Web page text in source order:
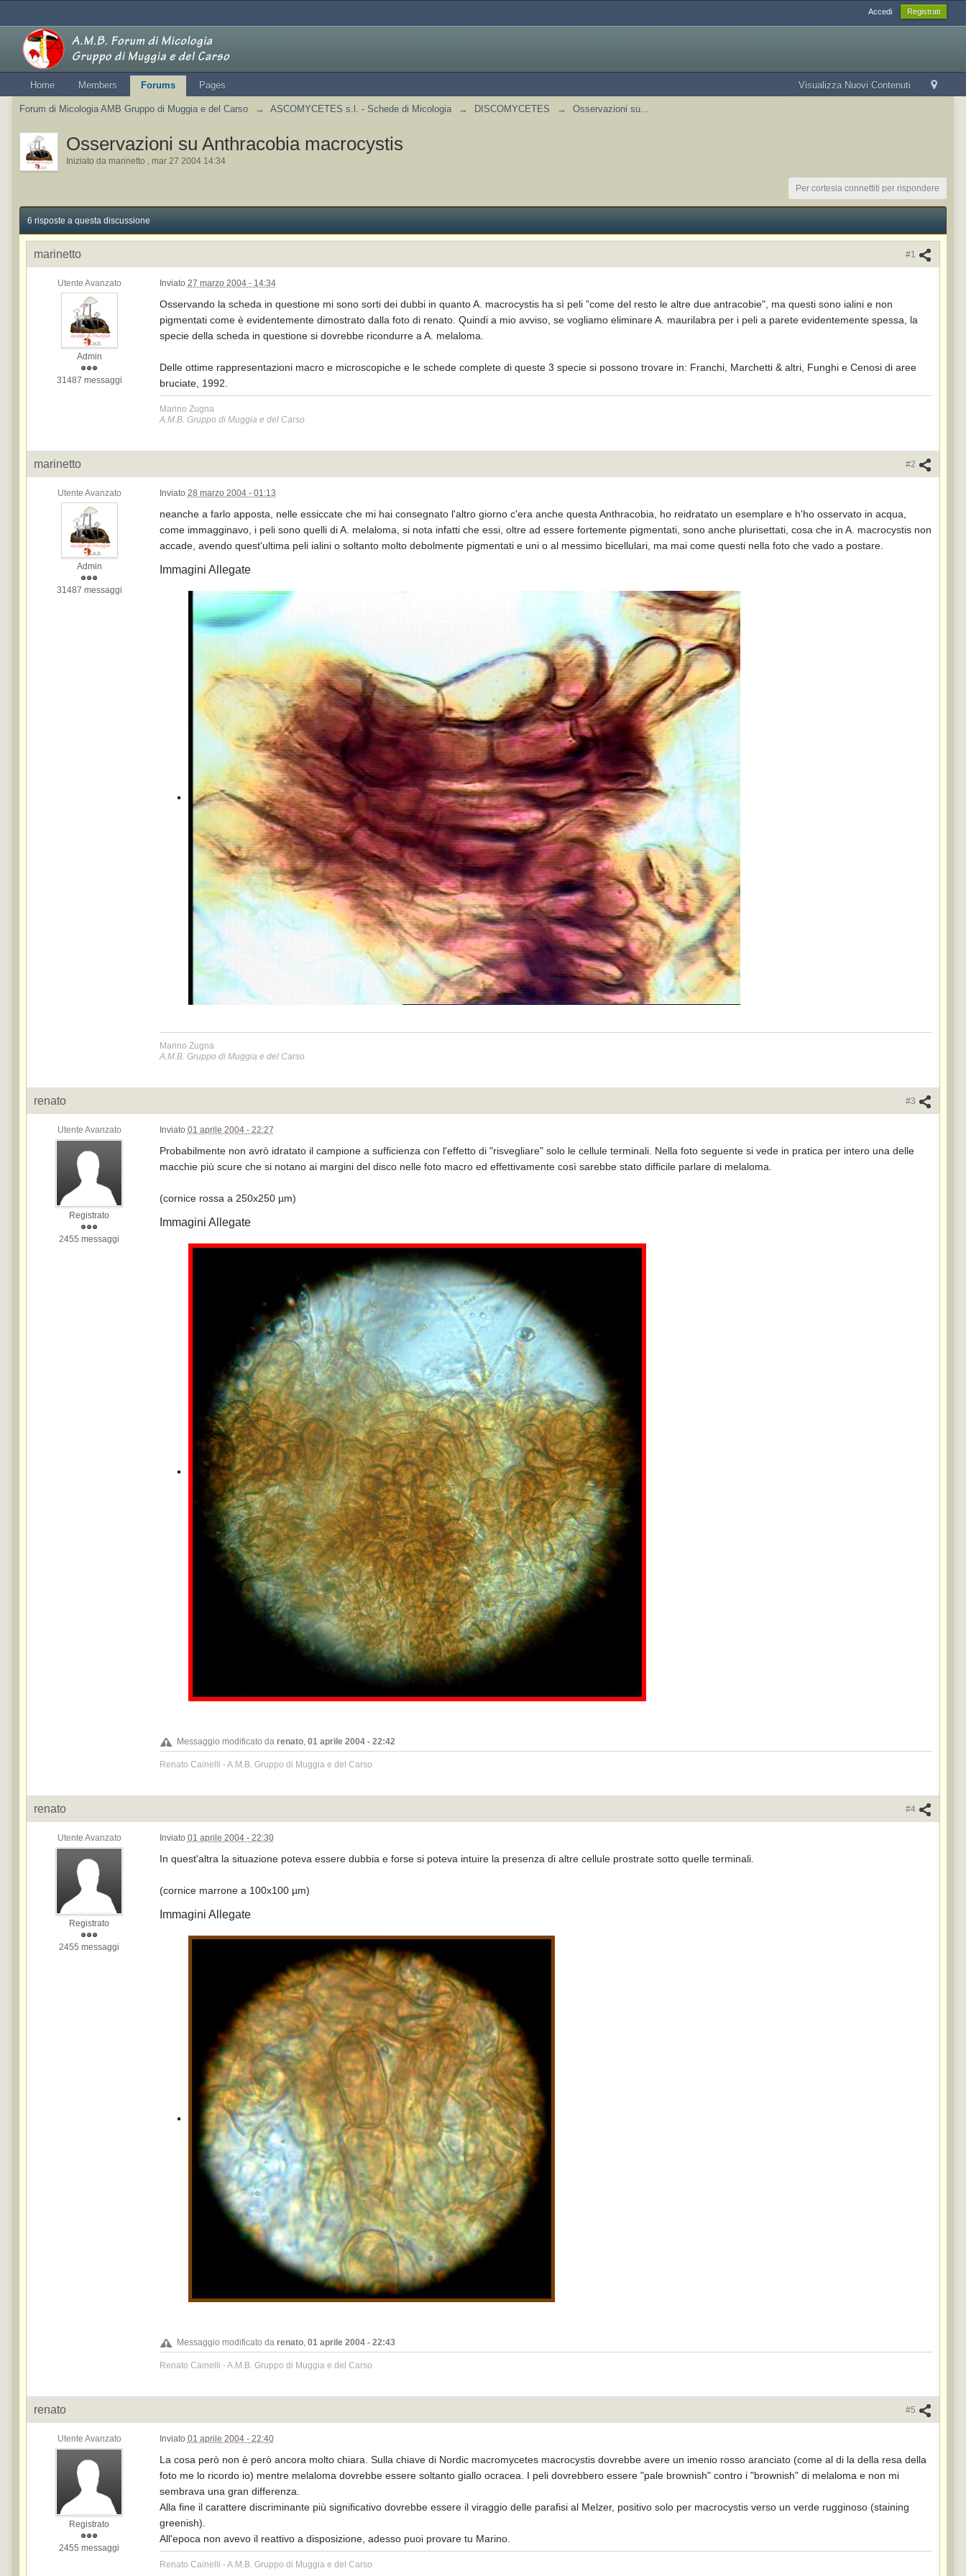
Accedi Registrati
Visualizza Nuovi Contenuti
Home Members Forums Pages
Forum di Micologia AMB Gruppo di Muggia e del Carso → ASCOMYCETES s.l. - Schede di Micologia → DISCOMYCETES → Osservazioni su...
Osservazioni su Anthracobia macrocystis
Iniziato da marinetto , mar 27 2004 14:34
Per cortesia connettiti per rispondere
6 risposte a questa discussione
#1
marinetto
Utente Avanzato
Admin
31487 messaggi
Inviato 27 marzo 2004 - 14:34
Osservando la scheda in questione mi sono sorti dei dubbi in quanto A. macrocystis ha sì peli "come del resto le altre due antracobie", ma questi sono ialini e non
pigmentati come è evidentemente dimostrato dalla foto di renato. Quindi a mio avviso, se vogliamo eliminare A. maurilabra per i peli a parete evidentemente spessa, la
specie della scheda in questione si dovrebbe ricondurre a A. melaloma.
Delle ottime rappresentazioni macro e microscopiche e le schede complete di queste 3 specie si possono trovare in: Franchi, Marchetti & altri, Funghi e Cenosi di aree
bruciate, 1992.
Marino Zugna
A.M.B. Gruppo di Muggia e del Carso
#2
marinetto
Utente Avanzato
Admin
31487 messaggi
Inviato 28 marzo 2004 - 01:13
neanche a farlo apposta, nelle essiccate che mi hai consegnato l'altro giorno c'era anche questa Anthracobia, ho reidratato un esemplare e h'ho osservato in acqua,
come immagginavo, i peli sono quelli di A. melaloma, si nota infatti che essi, oltre ad essere fortemente pigmentati, sono anche plurisettati, cosa che in A. macrocystis non
accade, avendo quest'ultima peli ialini o soltanto molto debolmente pigmentati e uni o al messimo bicellulari, ma mai come questi nella foto che vado a postare.
Immagini Allegate
Marino Zugna
A.M.B. Gruppo di Muggia e del Carso
#3
renato
Utente Avanzato
Registrato
2455 messaggi
Inviato 01 aprile 2004 - 22:27
Probabilmente non avrò idratato il campione a sufficienza con l'effetto di "risvegliare" solo le cellule terminali. Nella foto seguente si vede in pratica per intero una delle
macchie più scure che si notano ai margini del disco nelle foto macro ed effettivamente così sarebbe stato difficile parlare di melaloma.
(cornice rossa a 250x250 µm)
Immagini Allegate
Messaggio modificato da renato, 01 aprile 2004 - 22:42
Renato Cainelli - A.M.B. Gruppo di Muggia e del Carso
#4
renato
Utente Avanzato
Registrato
2455 messaggi
Inviato 01 aprile 2004 - 22:30
In quest'altra la situazione poteva essere dubbia e forse si poteva intuire la presenza di altre cellule prostrate sotto quelle terminali.
(cornice marrone a 100x100 µm)
Immagini Allegate
Messaggio modificato da renato, 01 aprile 2004 - 22:43
Renato Cainelli - A.M.B. Gruppo di Muggia e del Carso
#5
renato
Utente Avanzato
Registrato
2455 messaggi
Inviato 01 aprile 2004 - 22:40
La cosa però non è però ancora molto chiara. Sulla chiave di Nordic macromycetes macrocystis dovrebbe avere un imenio rosso aranciato (come al di la della resa della
foto me lo ricordo io) mentre melaloma dovrebbe essere soltanto giallo ocracea. I peli dovrebbero essere "pale brownish" contro i "brownish" di melaloma e non mi
sembrava una gran differenza.
Alla fine il carattere discriminante più significativo dovrebbe essere il viraggio delle parafisi al Melzer, positivo solo per macrocystis verso un verde rugginoso (staining
greenish).
All'epoca non avevo il reattivo a disposizione, adesso puoi provare tu Marino.
Renato Cainelli - A.M.B. Gruppo di Muggia e del Carso